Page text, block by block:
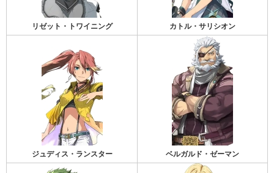
リゼット・トワイニング カトル・サリシオン
ジュディス・ランスター ベルガルド・ゼーマン